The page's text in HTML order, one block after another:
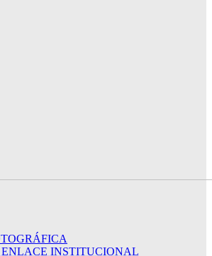
ENLACE INSTITUCIONAL